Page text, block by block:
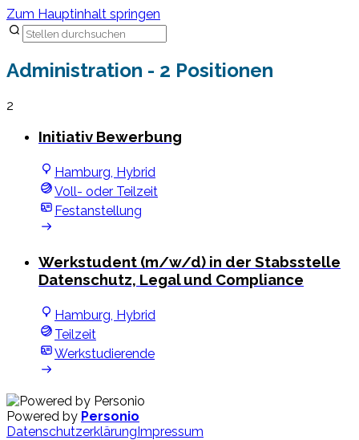
Zum Hauptinhalt springen
Administration - 2 Positionen
2
Initiativ Bewerbung
Hamburg, Hybrid
Voll- oder Teilzeit
Festanstellung
Werkstudent (m/w/d) in der Stabsstelle
Datenschutz, Legal und Compliance
Hamburg, Hybrid
Teilzeit
Werkstudierende
Powered by Personio
DatenschutzerklärungImpressum